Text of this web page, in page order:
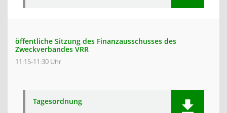
öffentliche Sitzung des Finanzausschusses des
Zweckverbandes VRR
11:15-11:30 Uhr
Tagesordnung